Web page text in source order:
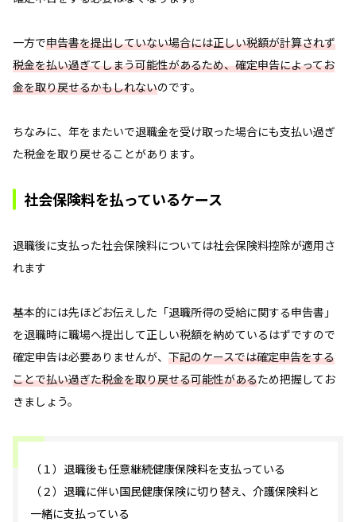
一方で申告書を提出していない場合には正しい税額が計算されず
税金を払い過ぎてしまう可能性があるため、確定申告によってお
金を取り戻せるかもしれないのです。
ちなみに、年をまたいで退職金を受け取った場合にも支払い過ぎ
た税金を取り戻せることがあります。
社会保険料を払っているケース
退職後に支払った社会保険料については社会保険料控除が適用さ
れます
基本的には先ほどお伝えした「退職所得の受給に関する申告書」
を退職時に職場へ提出して正しい税額を納めているはずですので
確定申告は必要ありませんが、 下記のケースでは確定申告をする
ことで払い過ぎた税金を取り戻せる可能性があるため把握してお
きましょう。
（１）退職後も任意継続健康保険料を支払っている
（２）退職に伴い国民健康保険に切り替え、介護保険料と
一緒に支払っている